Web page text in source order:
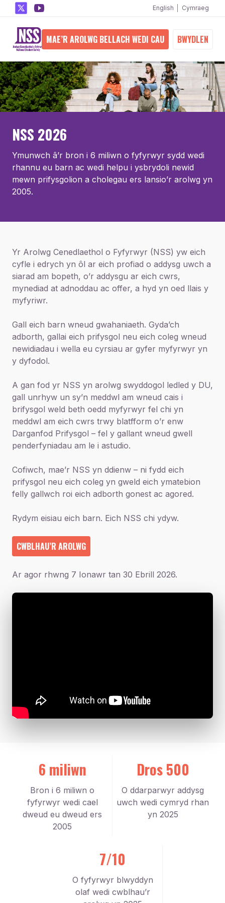
English Cymraeg
MAE’R AROLWG BELLACH WEDI CAU BWYDLEN
NSS 2026
Ymunwch â’r bron i 6 miliwn o fyfyrwyr sydd wedi
rhannu eu barn ac wedi helpu i ysbrydoli newid
mewn prifysgolion a cholegau ers lansio’r arolwg yn
2005.
Yr Arolwg Cenedlaethol o Fyfyrwyr (NSS) yw eich
cyfle i edrych yn ôl ar eich profiad o addysg uwch a
siarad am bopeth, o’r addysgu ar eich cwrs,
mynediad at adnoddau ac offer, a hyd yn oed llais y
myfyriwr.
Gall eich barn wneud gwahaniaeth. Gyda’ch
adborth, gallai eich prifysgol neu eich coleg wneud
newidiadau i wella eu cyrsiau ar gyfer myfyrwyr yn
y dyfodol.
A gan fod yr NSS yn arolwg swyddogol ledled y DU,
gall unrhyw un sy’n meddwl am wneud cais i
brifysgol weld beth oedd myfyrwyr fel chi yn
meddwl am eich cwrs trwy blatfform o’r enw
Darganfod Prifysgol – fel y gallant wneud gwell
penderfyniadau am le i astudio.
Cofiwch, mae’r NSS yn ddienw – ni fydd eich
prifysgol neu eich coleg yn gweld eich ymatebion
felly gallwch roi eich adborth gonest ac agored.
Rydym eisiau eich barn. Eich NSS chi ydyw.
CWBLHAU’R AROLWG
Ar agor rhwng 7 Ionawr tan 30 Ebrill 2026.
6 miliwn
Bron i 6 miliwn o
fyfyrwyr wedi cael
dweud eu dweud ers
2005
Dros 500
O ddarparwyr addysg
uwch wedi cymryd rhan
yn 2025
7/10
O fyfyrwyr blwyddyn
olaf wedi cwblhau’r